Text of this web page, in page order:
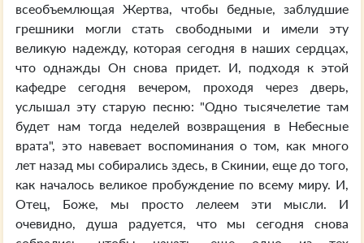
всеобъемлющая Жертва, чтобы бедные, заблудшие
грешники могли стать свободными и имели эту
великую надежду, которая сегодня в наших сердцах,
что однажды Он снова придет. И, подходя к этой
кафедре сегодня вечером, проходя через дверь,
услышал эту старую песню: "Одно тысячелетие там
будет нам тогда неделей возвращения в Небесные
врата", это навевает воспоминания о том, как много
лет назад мы собирались здесь, в Скинии, еще до того,
как началось великое пробуждение по всему миру. И,
Отец, Боже, мы просто лелеем эти мысли. И
очевидно, душа радуется, что мы сегодня снова